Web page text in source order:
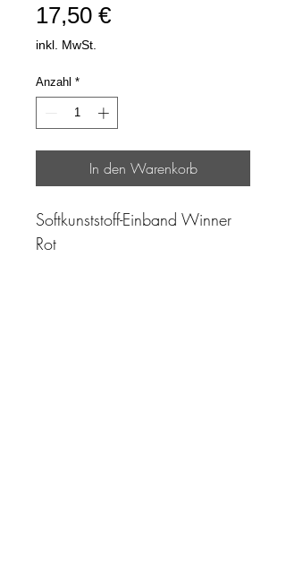
17,50 €Preis
inkl. MwSt.
Anzahl *
In den Warenkorb
Softkunststoff-Einband Winner
Rot